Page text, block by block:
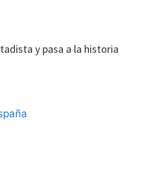
y pasa a la historia